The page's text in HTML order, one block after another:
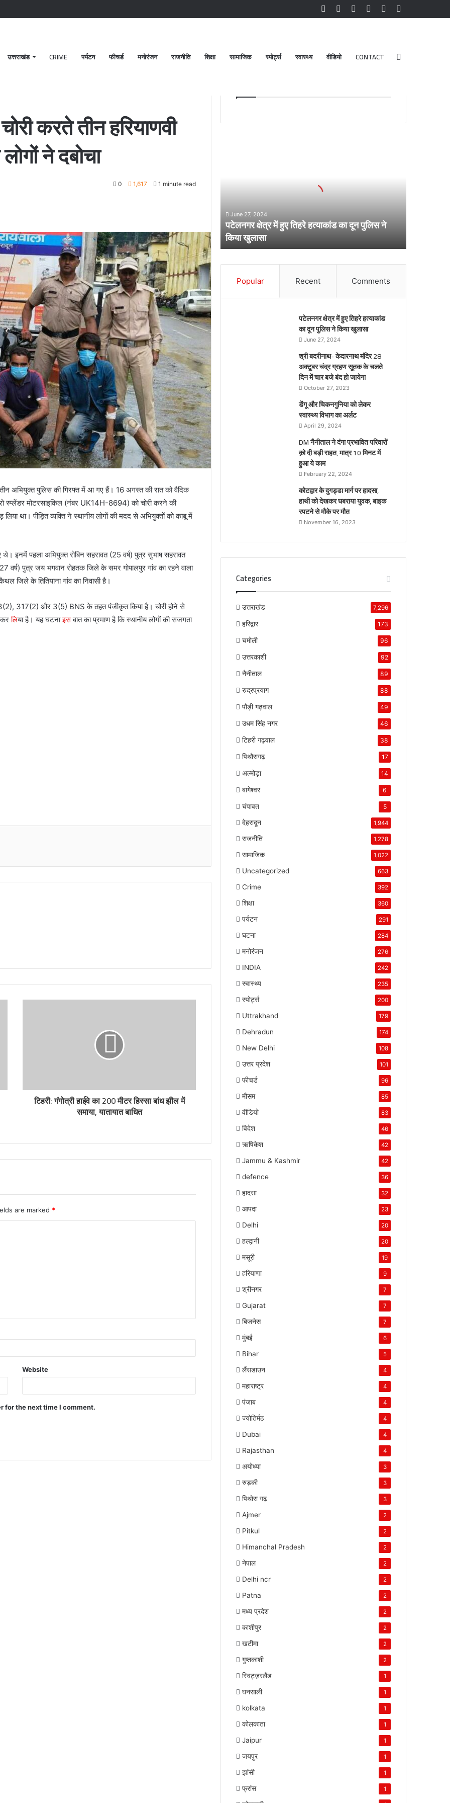
Random
Log
Instagram
YouTube
Facebook
उत्तराखंड CRIME पर्यटन फीचर्ड मनोरंजन राजनीति शिक्षा सामाजिक स्पोर्ट्स स्वास्थ्य वीडियो CONTACT
गिरफ्तार, स्थानीय लोगों ने दबोचा
करते तीन हरियाणवी
ने दबोचा
0 1,617 1 minute read
तीन अभियुक्त पुलिस की गिरफ्त में आ गए हैं। 16 अगस्त की रात को वैदिक
स्प्लेंडर मोटरसाइकिल (नंबर UK14H-8694) को चोरी करने की
था। पीड़ित व्यक्ति ने स्थानीय लोगों की मदद से अभियुक्तों को काबू में
थे। इनमें पहला अभियुक्त रोबिन सहरावत (25 वर्ष) पुत्र सुभाष सहरावत
वर्ष) पुत्र जय भगवान रोहतक जिले के समर गोपालपुर गांव का रहने वाला
जिले के तितियाना गांव का निवासी है।
317(2) और 3(5) BNS के तहत पंजीकृत किया है। चोरी होने से
करलिया है। यह घटनाइसबात का प्रमाण है कि स्थानीय लोगों की सजगता
टिहरी: गंगोत्री हाईवे का 200 मीटर हिस्सा बांध झील में
समाया, यातायात बाधित
are marked *
Website
for the next time I comment.
दून
पुलिस
किया
June 27, 2024
पटेलनगर क्षेत्र में हुए तिहरे हत्याकांड का दून पुलिस ने
किया खुलासा
Popular Recent Comments
पटेलनगर क्षेत्र में हुए तिहरे हत्याकांड
का दून पुलिस ने किया खुलासा
June 27, 2024
श्री बदरीनाथ- केदारनाथ मंदिर 28
अक्टूबर चंद्र ग्रहण सूतक के चलते
दिन में चार बजे बंद हो जायेगा
October 27, 2023
डेंगू और चिकनगुनिया को लेकर
स्वास्थ्य विभाग का अर्लट
April 29, 2024
DM नैनीताल ने दंगा प्रभावित परिवारों
क़ो दी बड़ी राहत, मात्र 10 मिनट में
हुआ ये काम
February 22, 2024
कोटद्वार के दुगड्डा मार्ग पर हादसा,
हाथी को देखकर घबराया युवक, बाइक
रपटने से मौके पर मौत
November 16, 2023
Categories
उत्तराखंड 7,296
हरिद्वार 173
चमोली 96
उत्तरकाशी 92
नैनीताल 89
रुद्रप्रयाग 88
पौड़ी गढ़वाल 49
उधम सिंह नगर 46
टिहरी गढ़वाल 38
पिथौरागढ़ 17
अल्मोड़ा 14
बागेश्वर 6
चंपावत 5
देहरादून 1,944
राजनीति 1,278
सामाजिक 1,022
Uncategorized 663
Crime 392
शिक्षा 360
पर्यटन 291
घटना 284
मनोरंजन 276
INDIA 242
स्वास्थ्य 235
स्पोर्ट्स 200
Uttrakhand 179
Dehradun 174
New Delhi 108
उत्तर प्रदेश 101
फीचर्ड 96
मौसम 85
वीडियो 83
विदेश 46
ऋषिकेश 42
Jammu & Kashmir 42
defence 36
हादसा 32
आपदा 23
Delhi 20
हल्द्वानी 20
मसूरी 19
हरियाणा 9
श्रीनगर 7
Gujarat 7
बिजनेस 7
मुंबई 6
Bihar 5
लैंसडाउन 4
महाराष्ट्र 4
पंजाब 4
ज्योतिर्मठ 4
Dubai 4
Rajasthan 4
अयोध्या 3
रुड़की 3
पिथोरा गढ़ 3
Ajmer 2
Pitkul 2
Himanchal Pradesh 2
नेपाल 2
Delhi ncr 2
Patna 2
मध्य प्रदेश 2
काशीपुर 2
खटीमा 2
गुप्तकाशी 2
स्विट्ज़रलैंड 1
घनसाली 1
kolkata 1
कोलकाता 1
Jaipur 1
जयपुर 1
झांसी 1
फ्रांस 1